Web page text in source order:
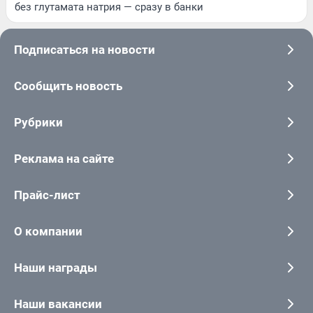
без глутамата натрия — сразу в банки
Подписаться на новости
Сообщить новость
Рубрики
Реклама на сайте
Прайс-лист
О компании
Наши награды
Наши вакансии